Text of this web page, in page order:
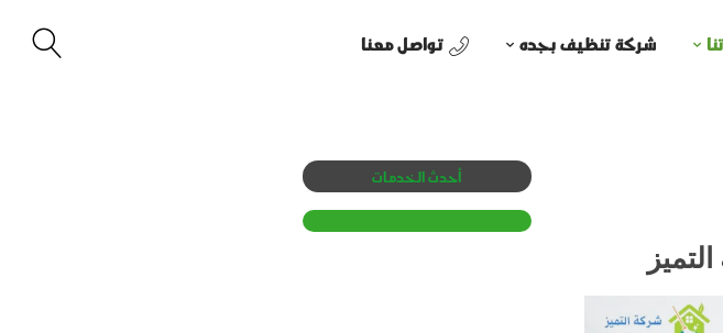
شركة تنظيف بجده تواصل معنا
أحدث الخدمات